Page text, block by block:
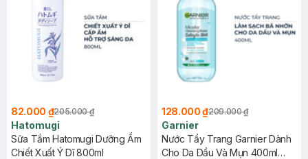
82.000 ₫205.000 ₫
Hatomugi
Sữa Tắm Hatomugi Dưỡng Ẩm
Chiết Xuất Ý Dĩ 800ml
128.000 ₫209.000 ₫
Garnier
Nước Tẩy Trang Garnier Dành
Cho Da Dầu Và Mụn 400ml